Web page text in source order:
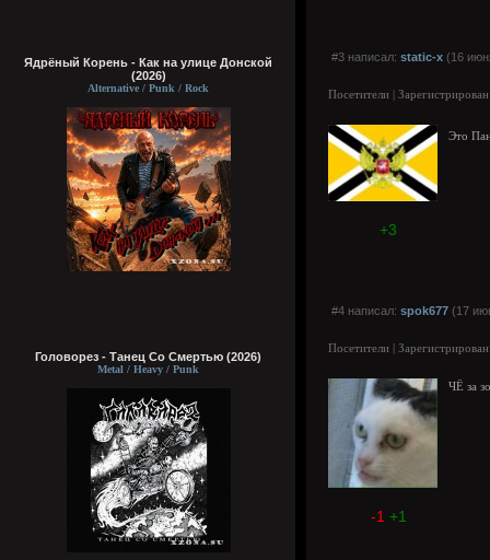
Ядрёный Корень - Как на улице Донской
(2026)
Alternative / Punk / Rock
Головорез - Tанец Со Смертью (2026)
Metal / Heavy / Punk
#3 написал: static-x (16
Посетители |
Это
+3
#4 написал: spok677 (17
Посетители |
ЧЁ за
-1 +1